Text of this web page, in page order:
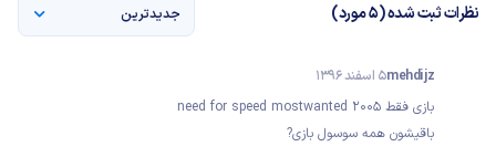
نظرات ثبت شده (5 مورد) جدیدترین
mehdi jz5 اسفند 1396
بازی فقط need for speed mostwanted 2005
باقیشون همه سوسول بازی?